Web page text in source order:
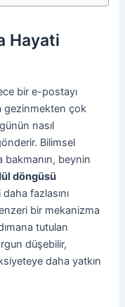
Hayati
bir e-postayı
gezinmekten çok
nasıl
Bilimsel
bakmanın, beynin
döngüsü
fazlasını
bir mekanizma
tutulan
düşebilir,
daha yatkın